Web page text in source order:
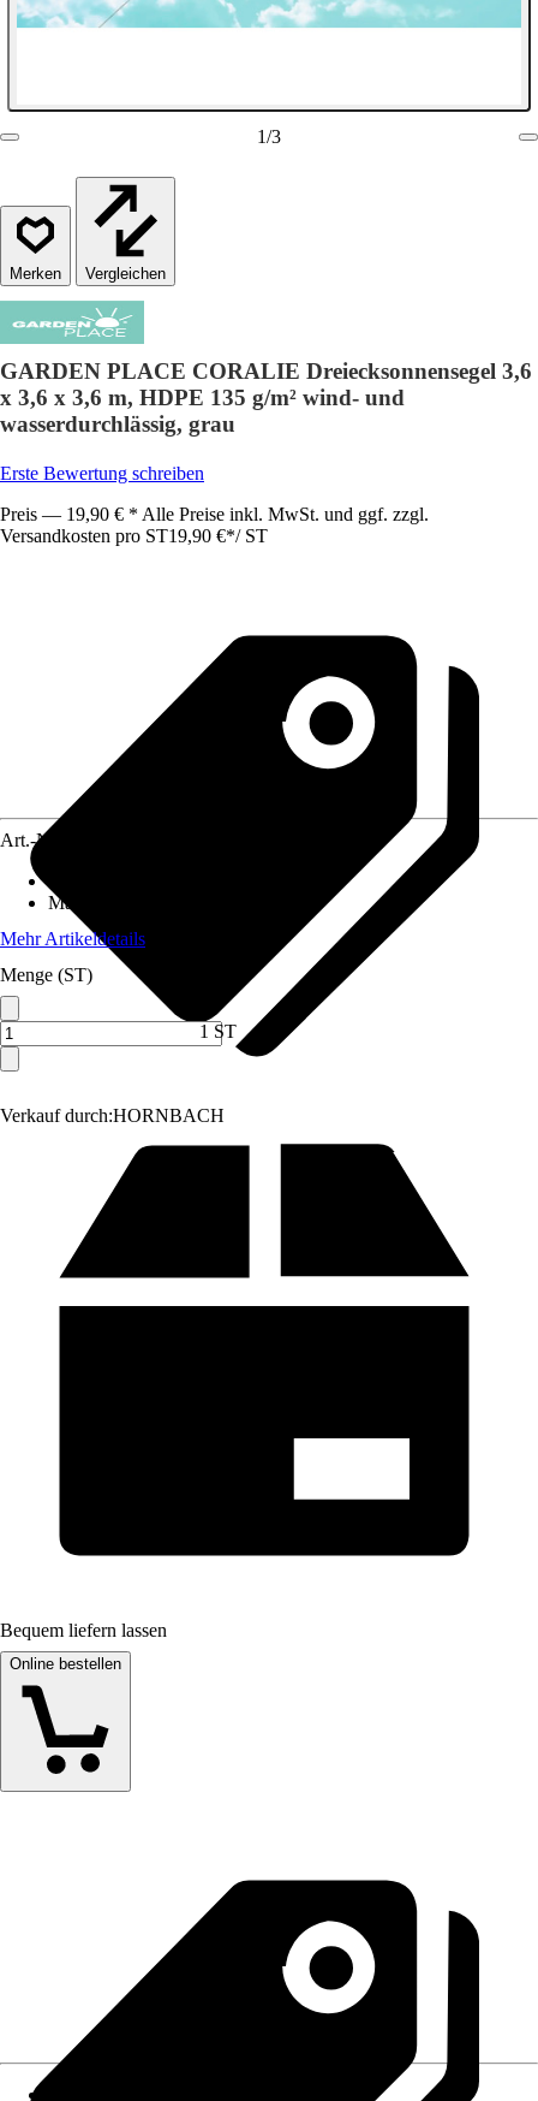
1/3
Vergleichen
GARDEN PLACE CORALIE Dreiecksonnensegel 3,6
x 3,6 x 3,6 m, HDPE 135 g/m² wind- und
wasserdurchlässig, grau
Erste Bewertung schreiben
Preis — 19,90 € * Alle Preise inkl. MwSt. und ggf. zzgl.
Versandkosten pro ST19,90 €*/ ST
Verkauf durch:HORNBACH
Art.-Nr.
Maße
Mehr Artikeldetails
Menge (ST)
1 ST
Bequem liefern lassen
Online bestellen